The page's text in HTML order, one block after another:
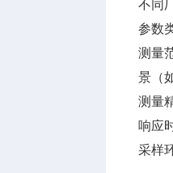
不同
参
测量
景（
测量
响应
采样